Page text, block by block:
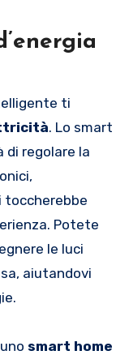
ti
. Lo smart
di regolare la
toccherebbe
Potete
le luci
aiutandovi
smart home